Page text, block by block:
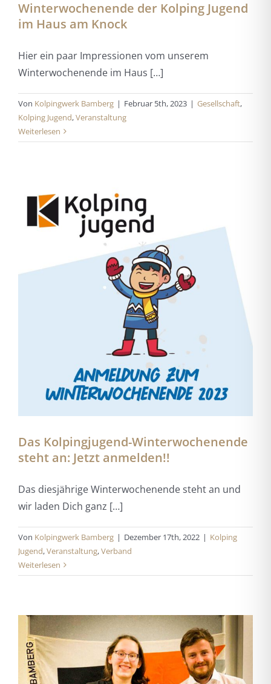
Winterwochenende der Kolping Jugend
im Haus am Knock
Hier ein paar Impressionen vom unserem
Winterwochenende im Haus […]
Von Kolpingwerk Bamberg | Februar 5th, 2023 | Gesellschaft,
Kolping Jugend,Veranstaltung
Weiterlesen
Das Kolpingjugend-Winterwochenende
steht an: Jetzt anmelden!!
Das diesjährige Winterwochenende steht an und
wir laden Dich ganz […]
Von Kolpingwerk Bamberg | Dezember 17th, 2022 | Kolping
Jugend,Veranstaltung,Verband
Weiterlesen